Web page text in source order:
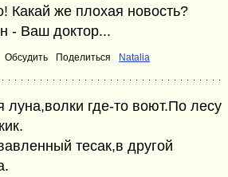
Какай же плохая новость?
- Ваш доктор...
Обсудить Поделиться Natalia
луна,волки где-то воют.По лесу
тесак,в другой